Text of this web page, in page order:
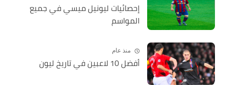
إحصائيات ليونيل ميسي في جميع
المواسم
منذ عام
أفضل 10 لاعبين في تاريخ ليون